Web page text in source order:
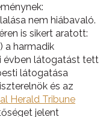
nem hiábavaló.
is sikert aratott:
a harmadik
évben látogatást tett
látogatása
és az
Herald Tribune
jelent